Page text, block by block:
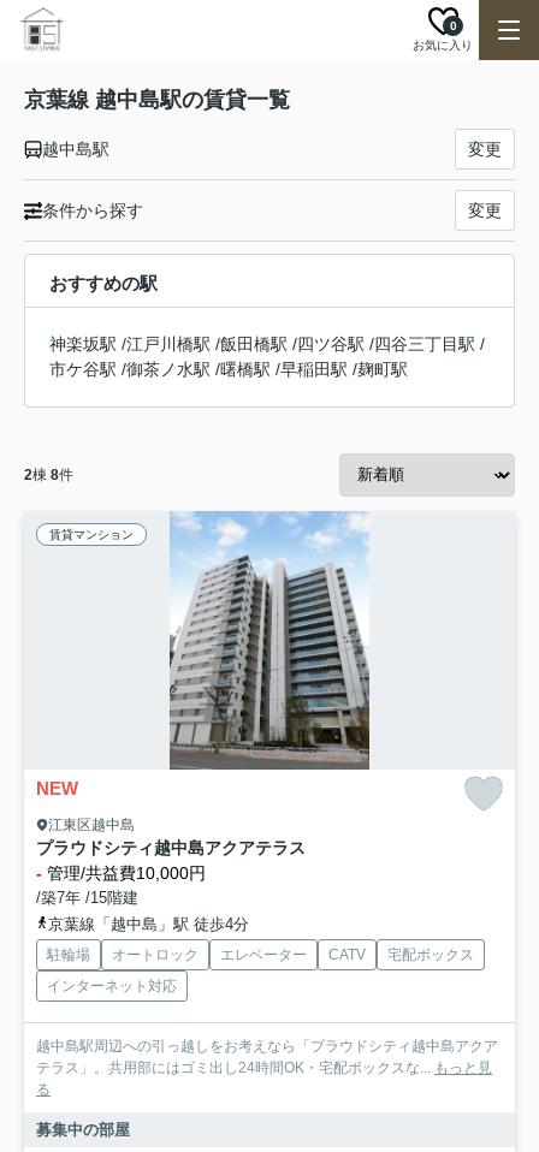
お気に入り
0
京葉線 越中島駅の賃貸一覧
越中島駅 変更
条件から探す 変更
おすすめの駅
神楽坂駅 /江戸川橋駅 /飯田橋駅 /四ツ谷駅 /四谷三丁目駅 /
市ケ谷駅 /御茶ノ水駅 /曙橋駅 /早稲田駅 /麹町駅
2棟 8件
賃貸マンション
NEW
江東区越中島
プラウドシティ越中島アクアテラス
- 管理/共益費10,000円
/築7年 /15階建
京葉線「越中島」駅 徒歩4分
駐輪場 オートロック エレベーター CATV
宅配ボックス
インターネット対応
越中島駅周辺への引っ越しをお考えなら「プラウドシティ越中島アクア
テラス」。共用部にはゴミ出し24時間OK・宅配ボックスな... もっと見
る
募集中の部屋